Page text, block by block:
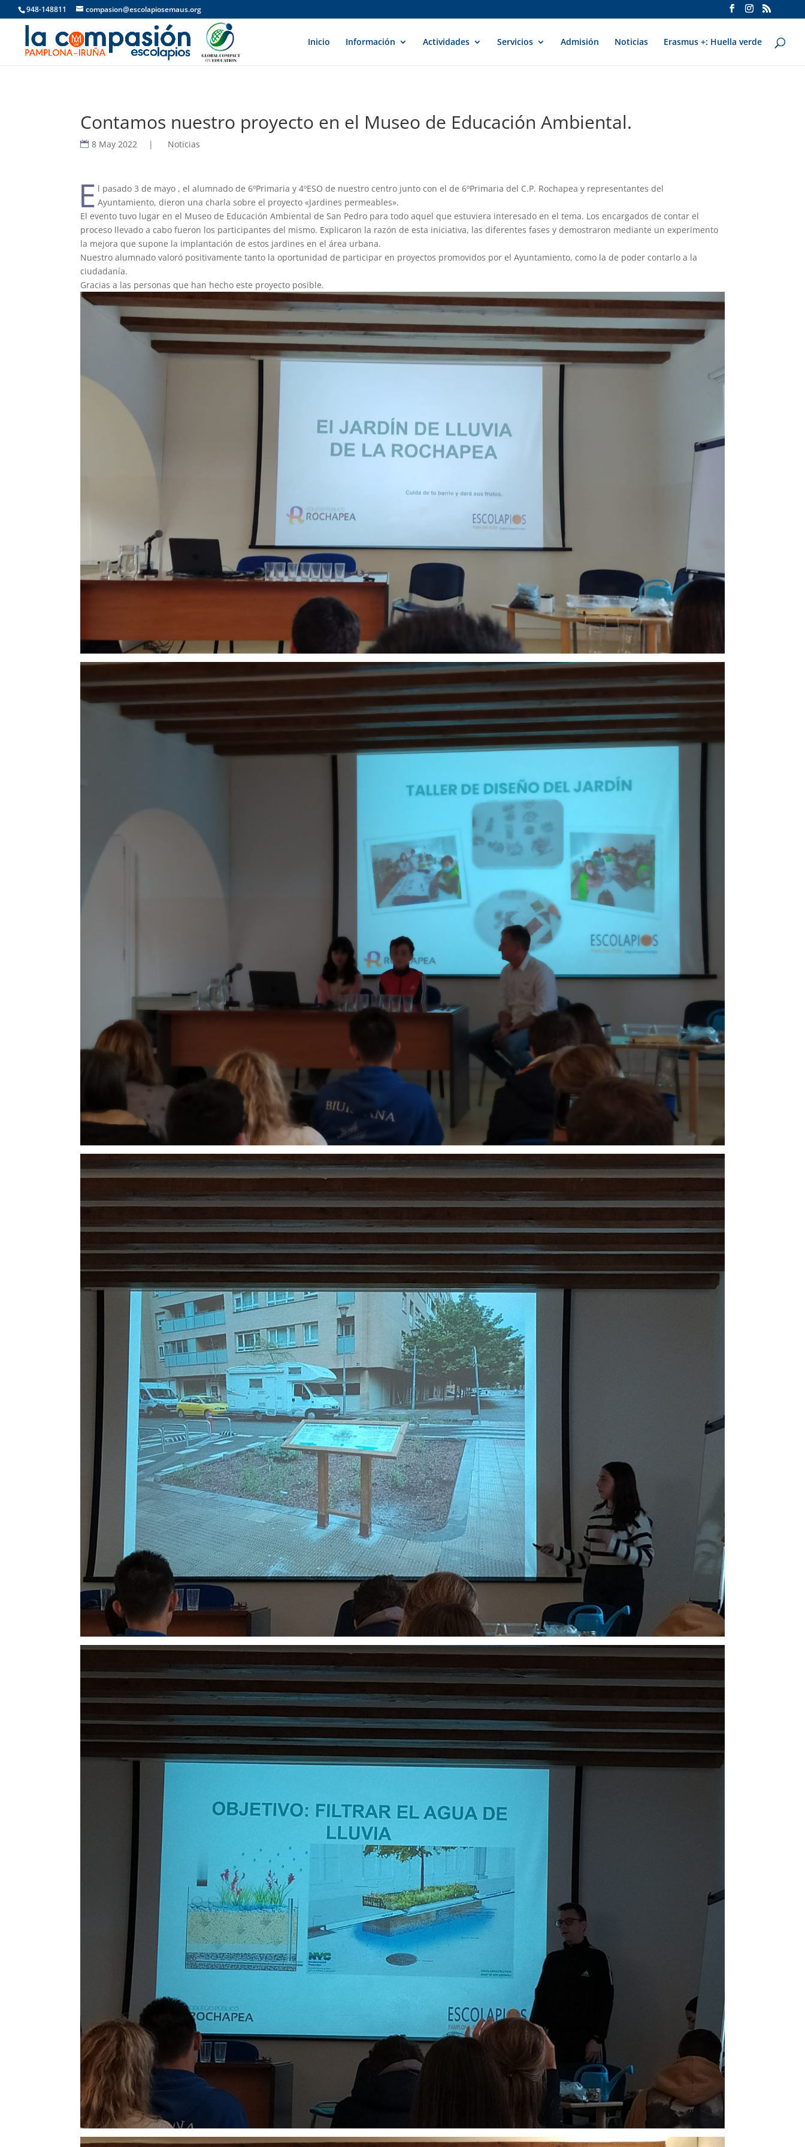
948-148811 compasion@escolapiosemaus.org
Inicio Información Actividades Servicios Admisión Noticias Erasmus +: Huella verde
Contamos nuestro proyecto en el Museo de Educación Ambiental.
8 May 2022 | Noticias
E l pasado 3 de mayo , el alumnado de 6ºPrimaria y 4ºESO de nuestro centro junto con el de 6ºPrimaria del C.P. Rochapea y representantes del
Ayuntamiento, dieron una charla sobre el proyecto «Jardines permeables».
El evento tuvo lugar en el Museo de Educación Ambiental de San Pedro para todo aquel que estuviera interesado en el tema. Los encargados de contar el
proceso llevado a cabo fueron los participantes del mismo. Explicaron la razón de esta iniciativa, las diferentes fases y demostraron mediante un experimento
la mejora que supone la implantación de estos jardines en el área urbana.
Nuestro alumnado valoró positivamente tanto la oportunidad de participar en proyectos promovidos por el Ayuntamiento, como la de poder contarlo a la
ciudadanía.
Gracias a las personas que han hecho este proyecto posible.